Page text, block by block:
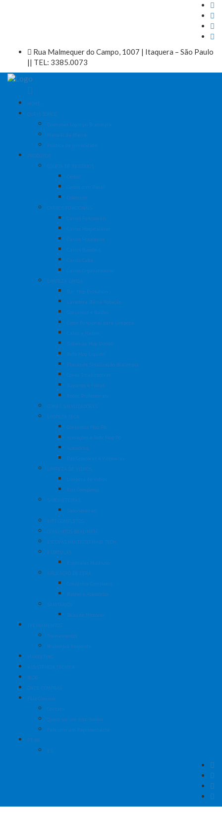
Rua Malmequer do Campo, 1007 | Itaquera – São Paulo
|| TEL: 3385.0073
HOME
QUEM SOMOS
Download Logotipo Bralimpia
Manual da Marca
Política de privacidade
PRODUTOS
COLETA DE RESÍDUOS
Cestos
Cestos com Pedal
Coletores
CARROS FUNCIONAIS
Carros Funcionais
Carros Hospitalares
Carros Hoteleiros
Carros Bandeja
Carros Cuba
Carros Organizadores
LIMPEZA ÚMIDA
Bac Mop Evolution
Lavadora Baixa Rotação
Conjuntos e Baldes
Cesto Funcional para Limpeza
Cabos e Hastes
Sistemas Mop Úmido
Refis Mop Líquido
Placas de Sinalização Bralimpia
Cones Sinalizadores
Suportes e Fibras
Rodos Profissionais
CONES SINALIZADORES
LIMPEZA SECA
Conjuntos Mop Pó
Armações e Refis Mop Pó
Acessórios
Pás Coletoras e Vassouras
LIMPEZA DE VIDROS
Limpeza de Vidros
Kits Completos
SABONETEIRAS
Saboneteiras
KITS COMPLETOS
CONJUNTOS BRALIMPIA
ESCOVAS MULTIUSO MAXI TECH
ESPÁTULAS
Espátulas Multiuso
APLICAÇÃO DE CERA
Conjuntos Completos
Baldes e Acessórios
SANITÁRIOS
Telas de Mictório
TREINAMENTOS
Treinamentos
Bralimpia Responde
MARKETING
ASSISTÊNCIA TÉCNICA
BLOG
ONDE COMPRAR
Fale Conosco
Contato
Quero ser um distribuidor
Fale com um Representante
PT-BR
ES